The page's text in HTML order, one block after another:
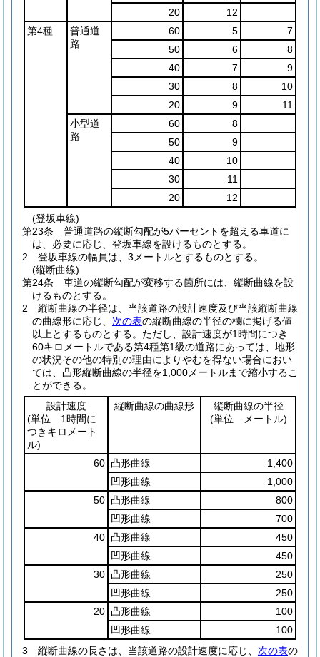
20
12
第4種
普通道
路
60 5
7
50
6
8
40
7
9
30
8
10
20
9
11
小型道
路
60
8
50
9
40
10
30
11
20
12
(登坂車線)
第23条
普通道路の縦断勾配が5パーセントを超える車道に
は、必要に応じ、登坂車線を設けるものとする。
2
登坂車線の幅員は、3メートルとするものとする。
(縦断曲線)
第24条
車道の縦断勾配が変移する箇所には、縦断曲線を設
けるものとする。
2
縦断曲線の半径は、当該道路の設計速度及び当該縦断曲線
の曲線形に応じ、 次の表の縦断曲線の半径の欄に掲げる値
以上とするものとする。 ただし、設計速度が1時間につき
60キロメートルである第4種第1級の道路にあっては、地形
の状況その他の特別の理由によりやむを得ない場合におい
ては、凸形縦断曲線の半径を1,000メートルまで縮小するこ
とができる。
設計速度
(単位 1時間に
つきキロメート
ル)
縦断曲線の曲線形
縦断曲線の半径
(単位 メートル)
60 凸形曲線
1,400
凹形曲線
1,000
50 凸形曲線
800
凹形曲線
700
40 凸形曲線
450
凹形曲線
450
30 凸形曲線
250
凹形曲線
250
20 凸形曲線
100
凹形曲線
100
3
縦断曲線の長さは、当該道路の設計速度に応じ、 次の表の